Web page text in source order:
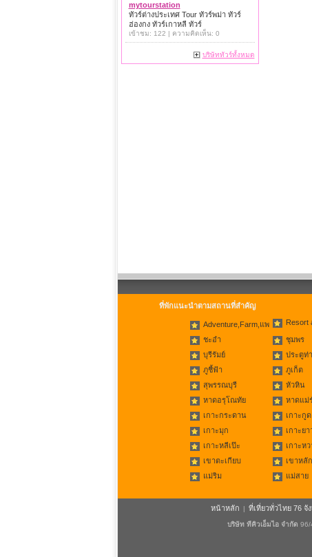
mytourstation
ทัวร์ต่างประเทศ Tour ทัวร์พม่า ทัวร์
ฮ่องกง ทัวร์เกาหลี ทัวร์
เข้าชม: 122 | ความคิดเห็น: 0
บริษัททัวร์ทั้งหมด
ที่พักแนะนำตามสถานที่สำคัญ
Adventure,Farm,แพ Resort
ชะอำ
ชุมพร
บุรีรัมย์
ประตูท่
ภูชี้ฟ้า
ภูเก็ต
สุพรรณบุรี
หัวหิน
หาดอรุโณทัย
หาดแม่
เกาะกระดาน
เกาะกูด
เกาะมุก
เกาะย
เกาะหลีเป๊ะ
เกาะหว
เขาตะเกียบ
เขาหลัก
แม่ริม
แม่สาย
หน้าหลัก | ที่เที่ยวทั่วไทย 76 จั
บริษัท ทีคิวเอ็มไอ จำกัด 96/